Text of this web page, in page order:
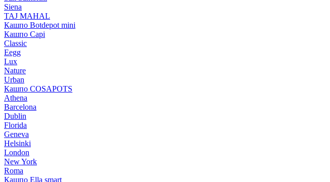
Siena
TAJ MAHAL
Кашпо Botdepot mini
Кашпо Capi
Classic
Eegg
Lux
Nature
Urban
Кашпо COSAPOTS
Athena
Barcelona
Dublin
Florida
Geneva
Helsinki
London
New York
Roma
Кашпо Ella smart